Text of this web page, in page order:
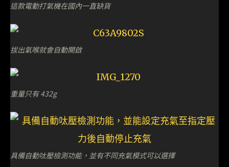
這款電動打氣機在國內一直缺貨
拔出氣喉就會自動開啟
重量只有 432g
具備自動呔壓檢測功能，並有不同充氣模式可以選擇